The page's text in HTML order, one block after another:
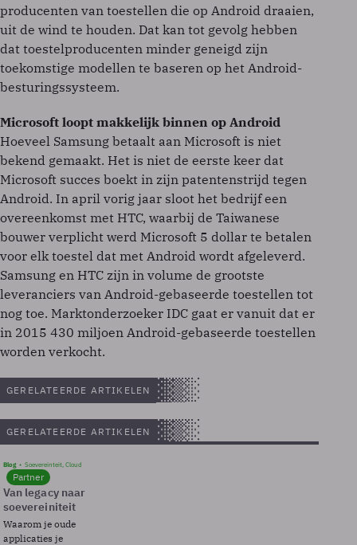
producenten van toestellen die op Android draaien,
uit de wind te houden. Dat kan tot gevolg hebben
dat toestelproducenten minder geneigd zijn
toekomstige modellen te baseren op het Android-
besturingssysteem.
Microsoft loopt makkelijk binnen op Android
Hoeveel Samsung betaalt aan Microsoft is niet
bekend gemaakt. Het is niet de eerste keer dat
Microsoft succes boekt in zijn patentenstrijd tegen
Android. In april vorig jaar sloot het bedrijf een
overeenkomst met HTC, waarbij de Taiwanese
bouwer verplicht werd Microsoft 5 dollar te betalen
voor elk toestel dat met Android wordt afgeleverd.
Samsung en HTC zijn in volume de grootste
leveranciers van Android-gebaseerde toestellen tot
nog toe. Marktonderzoeker IDC gaat er vanuit dat er
in 2015 430 miljoen Android-gebaseerde toestellen
worden verkocht.
GERELATEERDE ARTIKELEN
GERELATEERDE ARTIKELEN
Blog Soevereinteit, Cloud
Partner
Van legacy naar
soevereiniteit
Waarom je oude
applicaties je